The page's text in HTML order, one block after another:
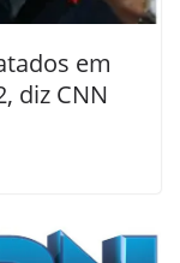
em
diz CNN